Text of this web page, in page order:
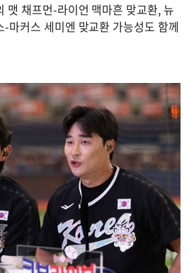
맷 채프먼-라이언 맥마흔 맞교환, 뉴
마커스 세미엔 맞교환 가능성도 함께